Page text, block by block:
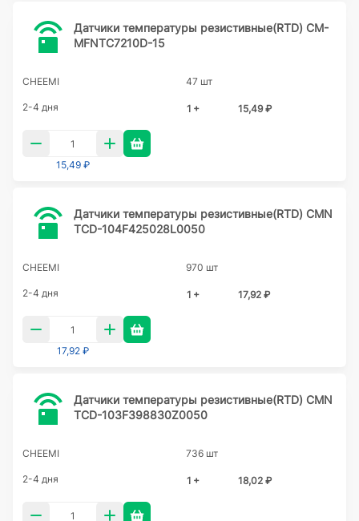
Датчики температуры резистивные(RTD) CM-
MFNTC7210D-15
CHEEMI 47 шт
2-4 дня 1 + 15,49 ₽
15,49 ₽
Датчики температуры резистивные(RTD) CMN
TCD-104F425028L0050
CHEEMI 970 шт
2-4 дня 1 + 17,92 ₽
17,92 ₽
Датчики температуры резистивные(RTD) CMN
TCD-103F398830Z0050
CHEEMI 736 шт
2-4 дня 1 + 18,02 ₽